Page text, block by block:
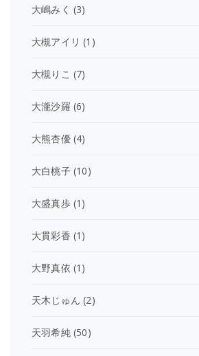
大嶋みく (3)
大槻アイリ (1)
大槻りこ (7)
大瀧沙羅 (6)
大熊杏優(4)
大白桃子(10)
大盛真歩(1)
大貫彩香 (1)
大野真依 (1)
天木じゅん (2)
天羽希純(50)